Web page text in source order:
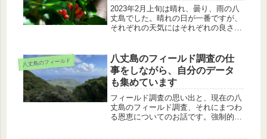
2023年2月上旬は晴れ、曇り、雨の八
丈島でした。晴れの日が一番ですが、
それぞれの天気にはそれぞれの良さが
島を回ってきました。
八丈島のフィールド
八丈島のフィールド調査の仕
事をしながら、自分のデータ
も集めています
フィールド調査の思い出と、現在の八
丈島のフィールド調査、それにまつわ
る恩恵についてのお話です。強制的に